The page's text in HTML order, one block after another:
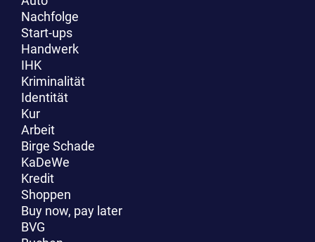
Nachfolge
Start-ups
Handwerk
IHK
Kriminalität
Identität
Kur
Arbeit
Birge Schade
KaDeWe
Kredit
Shoppen
Buy now, pay later
BVG